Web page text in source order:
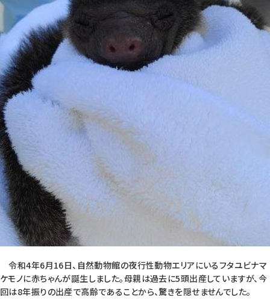
令和4年6月16日、自然動物館の夜行性動物エリアにいるフタユビナマ
ケモノに赤ちゃんが誕生しました。母親は過去に5頭出産していますが、今
回は8年振りの出産で高齢であることから、驚きを隠せませんでした。